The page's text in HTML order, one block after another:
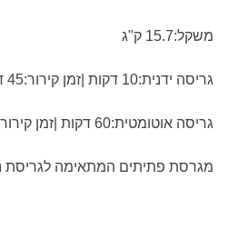
משקל:15.7 ק"ג
גריסה ידנית:10 דקות |זמן קירור:45 דקות
גריסה אוטומטית:60 דקות |זמן קירור:45 דקות
מגרסת פתיתים המתאימה לגריסת